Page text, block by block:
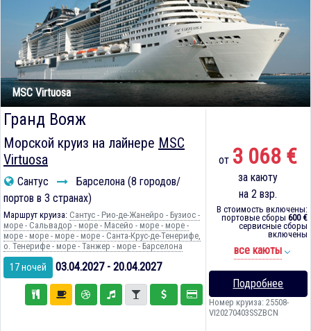
MSC Virtuosa
Гранд Вояж
Морской круиз на лайнере MSC
Virtuosa
Сантус
Барселона (8 городов/
портов в 3 странах)
Маршрут круиза: Сантус - Рио-де-Жанейро - Бузиос -
море - Сальвадор - море - Масейо - море - море -
море - море - море - море - Санта-Крус-де-Тенерифе,
о. Тенерифе - море - Танжер - море - Барселона
17 ночей 03.04.2027 - 20.04.2027
от 3 068 €
за каюту
на 2 взр.
В стоимость включены:
портовые сборы 600 €
сервисные сборы
включены
все каюты
Подробнее
Номер круиза: 25508-
VI20270403SSZBCN